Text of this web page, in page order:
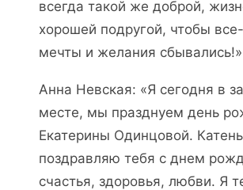
всегда такой же доброй,
хорошей подругой, чтобы
мечты и желания сбывались!»
Анна Невская: «Я сегодня в
месте, мы празднуем день
Екатерины Одинцовой.
поздравляю тебя с днем
счастья, здоровья, любви. Я